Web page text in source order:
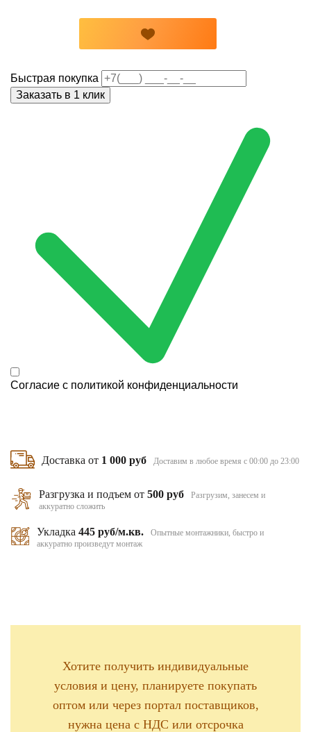
Быстрая покупка
Согласие с политикой конфиденциальности
Доставка от 1 000 руб Доставим в любое время с 00:00 до 23:00
Разгрузка и подъем от500 руб
Разгрузим, занесем и
аккуратно сложить
Укладка 445 руб/м.кв.
Опытные монтажники, быстро и
аккуратно произведут монтаж
Хотите получить индивидуальные
условия и цену, планируете покупать
оптом или через портал поставщиков,
нужна цена с НДС или отсрочка